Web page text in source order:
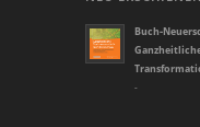
Buch-
-